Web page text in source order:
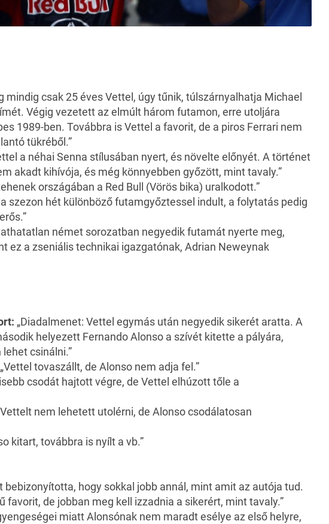
mindig csak 25 éves Vettel, úgy tűnik, túlszárnyalhatja Michael
Végig vezetett az elmúlt három futamon, erre utoljára
1989-ben. Továbbra is Vettel a favorit, de a piros Ferrari nem
tükréből.”
a néhai Senna stílusában nyert, és növelte előnyét. A történet
akadt kihívója, és még könnyebben győzött, mint tavaly.”
országában a Red Bull (Vörös bika) uralkodott.”
a szezon hét különböző futamgyőztessel indult, a folytatás pedig
német sorozatban negyedik futamát nyerte meg,
ez a zseniális technikai igazgatónak, Adrian Neweynak
„Diadalmenet: Vettel egymás után negyedik sikerét aratta. A
helyezett Fernando Alonso a szívét kitette a pályára,
csinálni.”
„Vettel tovaszállt, de Alonso nem adja fel.”
csodát hajtott végre, de Vettel elhúzott tőle a
nem lehetett utolérni, de Alonso csodálatosan
kitart, továbbra is nyílt a vb.”
bebizonyította, hogy sokkal jobb annál, mint amit az autója tud.
favorit, de jobban meg kell izzadnia a sikerért, mint tavaly.”
miatt Alonsónak nem maradt esélye az első helyre,